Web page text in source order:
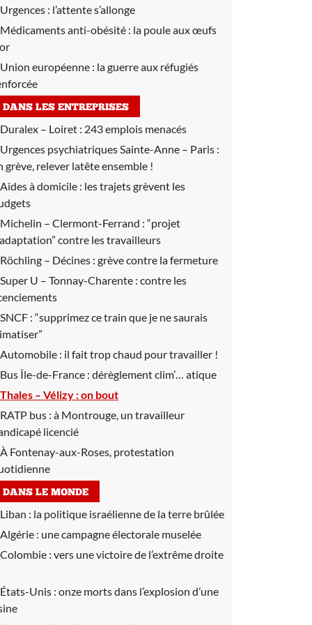
Urgences : l’attente s’allonge
Médicaments anti-obésité : la poule aux œufs
Union européenne : la guerre aux réfugiés
DANS LES ENTREPRISES
Duralex – Loiret : 243 emplois menacés
Urgences psychiatriques Sainte-Anne – Paris :
grève, relever latête ensemble !
Aides à domicile : les trajets grèvent les
Michelin – Clermont-Ferrand : “projet
contre les travailleurs
Röchling – Décines : grève contre la fermeture
Super U – Tonnay-Charente : contre les
SNCF : “supprimez ce train que je ne saurais
Automobile : il fait trop chaud pour travailler !
Bus Île-de-France : dérèglement clim’… atique
Thales – Vélizy :on bout
RATP bus : à Montrouge, un travailleur
licencié
À Fontenay-aux-Roses, protestation
DANS LE MONDE
Liban : la politique israélienne de la terre brûlée
Algérie : une campagne électorale muselée
Colombie : vers une victoire de l’extrême droite
États-Unis : onze morts dans l’explosion d’une